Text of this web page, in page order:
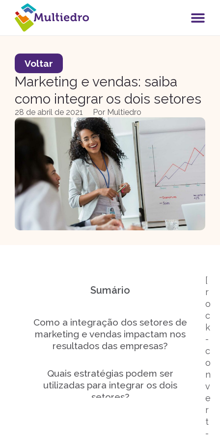
Voltar
Marketing e vendas: saiba
como integrar os dois setores
28 de abril de 2021 Por Multiedro
[
r
o
c
k
-
c
o
n
v
e
r
t
-
Sumário
Como a integração dos setores de
marketing e vendas impactam nos
resultados das empresas?
Quais estratégias podem ser
utilizadas para integrar os dois
setores?